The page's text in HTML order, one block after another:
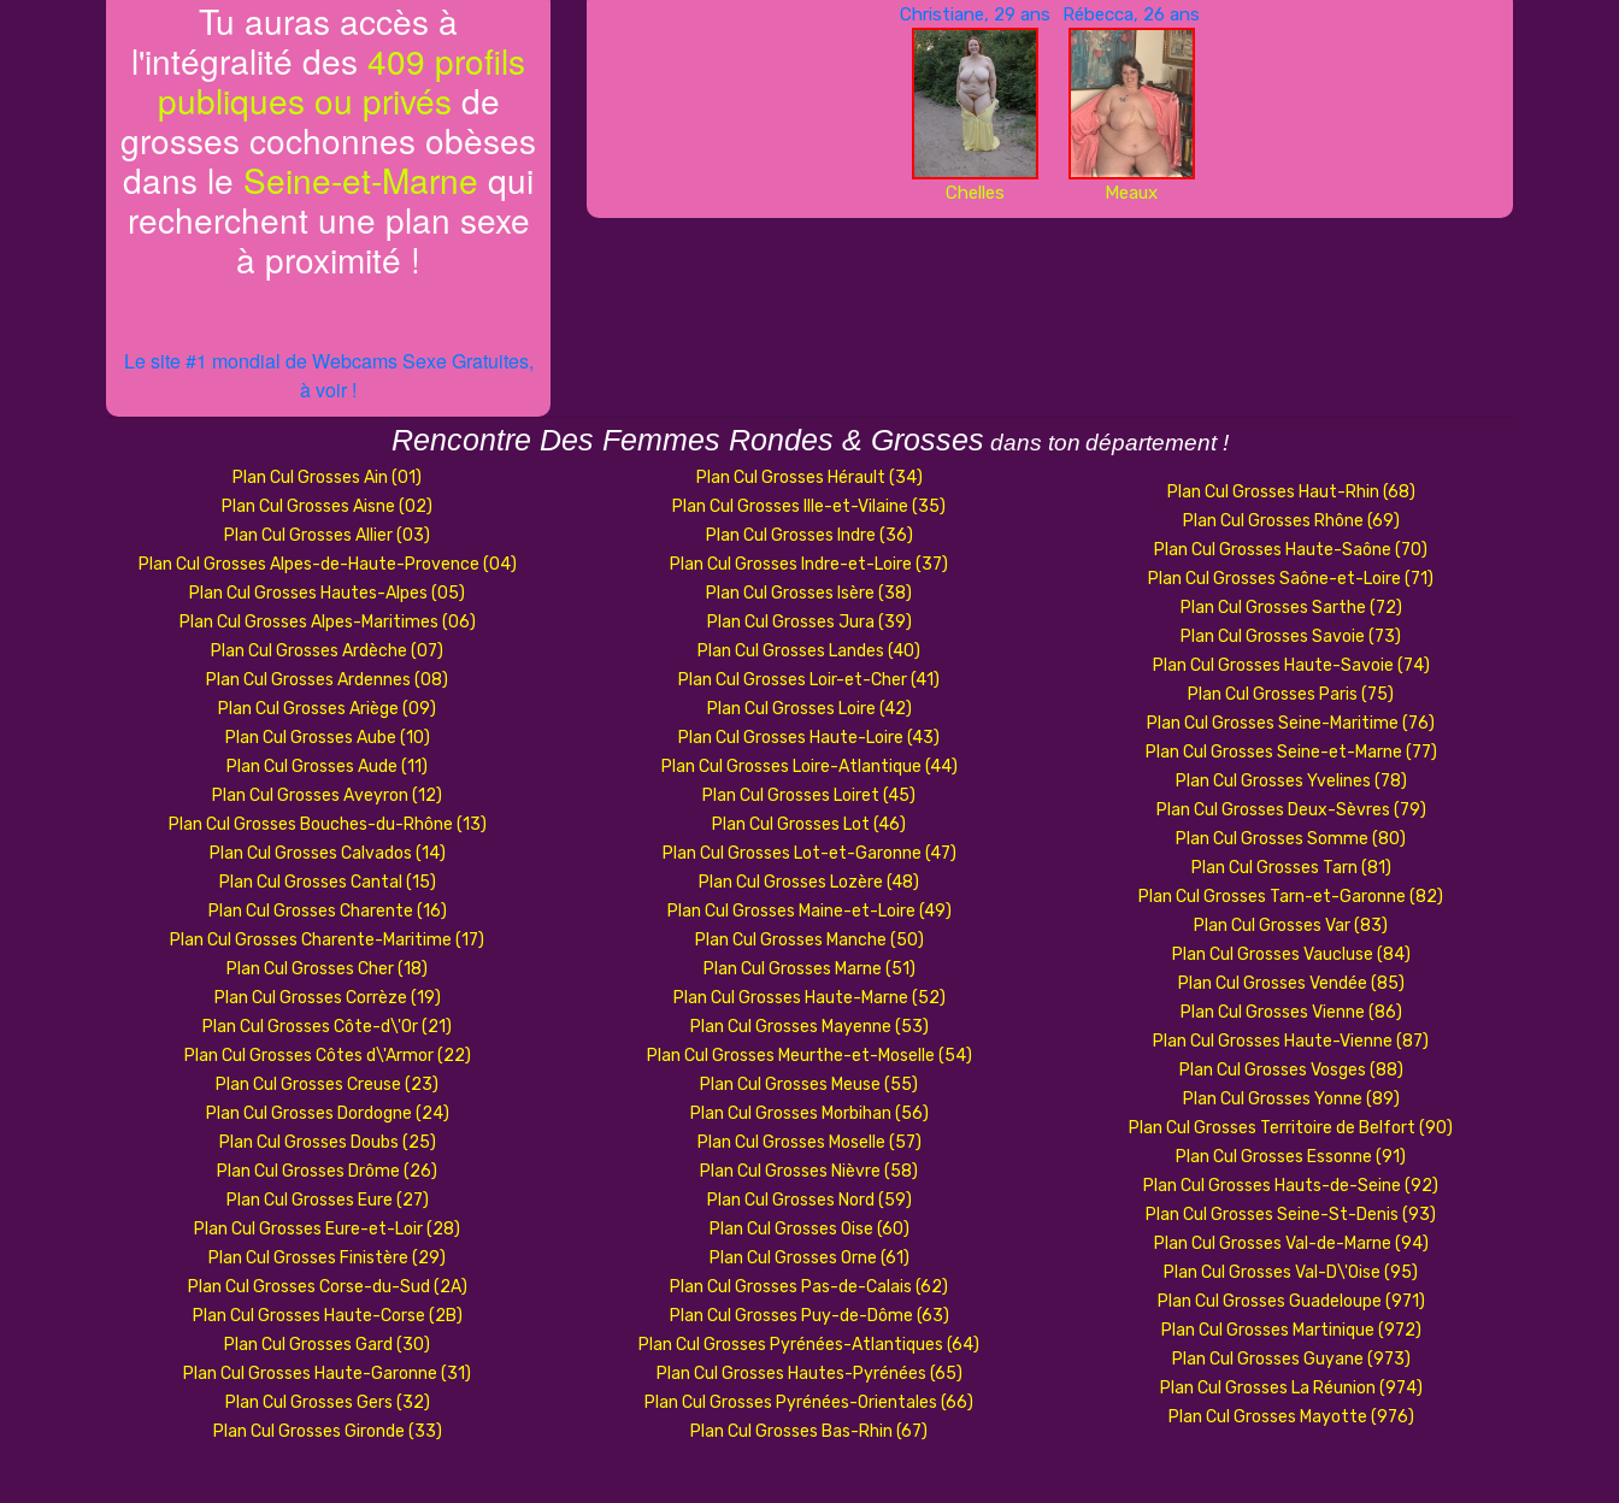
Tu auras accès à
l'intégralité des409 profils
publiques ou privés de
grosses cochonnes obèses
dans le Seine-et-Marne qui
recherchent une plan sexe
à proximité !
Le site #1 mondial de Webcams Sexe Gratuites,
à voir !
Christiane, 29 ans
Chelles
Rébecca, 26 ans
Meaux
Rencontre Des Femmes Rondes & Grosses dans ton département !
Plan Cul Grosses Ain (01)
Plan Cul Grosses Aisne (02)
Plan Cul Grosses Allier (03)
Plan Cul Grosses Alpes-de-Haute-Provence (04)
Plan Cul Grosses Hautes-Alpes (05)
Plan Cul Grosses Alpes-Maritimes (06)
Plan Cul Grosses Ardèche (07)
Plan Cul Grosses Ardennes (08)
Plan Cul Grosses Ariège (09)
Plan Cul Grosses Aube (10)
Plan Cul Grosses Aude (11)
Plan Cul Grosses Aveyron (12)
Plan Cul Grosses Bouches-du-Rhône (13)
Plan Cul Grosses Calvados (14)
Plan Cul Grosses Cantal (15)
Plan Cul Grosses Charente (16)
Plan Cul Grosses Charente-Maritime (17)
Plan Cul Grosses Cher (18)
Plan Cul Grosses Corrèze (19)
Plan Cul Grosses Côte-d\'Or (21)
Plan Cul Grosses Côtes d\'Armor (22)
Plan Cul Grosses Creuse (23)
Plan Cul Grosses Dordogne (24)
Plan Cul Grosses Doubs (25)
Plan Cul Grosses Drôme (26)
Plan Cul Grosses Eure (27)
Plan Cul Grosses Eure-et-Loir (28)
Plan Cul Grosses Finistère (29)
Plan Cul Grosses Corse-du-Sud (2A)
Plan Cul Grosses Haute-Corse (2B)
Plan Cul Grosses Gard (30)
Plan Cul Grosses Haute-Garonne (31)
Plan Cul Grosses Gers (32)
Plan Cul Grosses Gironde (33)
Plan Cul Grosses Hérault (34)
Plan Cul Grosses Ille-et-Vilaine (35)
Plan Cul Grosses Indre (36)
Plan Cul Grosses Indre-et-Loire (37)
Plan Cul Grosses Isère (38)
Plan Cul Grosses Jura (39)
Plan Cul Grosses Landes (40)
Plan Cul Grosses Loir-et-Cher (41)
Plan Cul Grosses Loire (42)
Plan Cul Grosses Haute-Loire (43)
Plan Cul Grosses Loire-Atlantique (44)
Plan Cul Grosses Loiret (45)
Plan Cul Grosses Lot (46)
Plan Cul Grosses Lot-et-Garonne (47)
Plan Cul Grosses Lozère (48)
Plan Cul Grosses Maine-et-Loire (49)
Plan Cul Grosses Manche (50)
Plan Cul Grosses Marne (51)
Plan Cul Grosses Haute-Marne (52)
Plan Cul Grosses Mayenne (53)
Plan Cul Grosses Meurthe-et-Moselle (54)
Plan Cul Grosses Meuse (55)
Plan Cul Grosses Morbihan (56)
Plan Cul Grosses Moselle (57)
Plan Cul Grosses Nièvre (58)
Plan Cul Grosses Nord (59)
Plan Cul Grosses Oise (60)
Plan Cul Grosses Orne (61)
Plan Cul Grosses Pas-de-Calais (62)
Plan Cul Grosses Puy-de-Dôme (63)
Plan Cul Grosses Pyrénées-Atlantiques (64)
Plan Cul Grosses Hautes-Pyrénées (65)
Plan Cul Grosses Pyrénées-Orientales (66)
Plan Cul Grosses Bas-Rhin (67)
Plan Cul Grosses Haut-Rhin (68)
Plan Cul Grosses Rhône (69)
Plan Cul Grosses Haute-Saône (70)
Plan Cul Grosses Saône-et-Loire (71)
Plan Cul Grosses Sarthe (72)
Plan Cul Grosses Savoie (73)
Plan Cul Grosses Haute-Savoie (74)
Plan Cul Grosses Paris (75)
Plan Cul Grosses Seine-Maritime (76)
Plan Cul Grosses Seine-et-Marne (77)
Plan Cul Grosses Yvelines (78)
Plan Cul Grosses Deux-Sèvres (79)
Plan Cul Grosses Somme (80)
Plan Cul Grosses Tarn (81)
Plan Cul Grosses Tarn-et-Garonne (82)
Plan Cul Grosses Var (83)
Plan Cul Grosses Vaucluse (84)
Plan Cul Grosses Vendée (85)
Plan Cul Grosses Vienne (86)
Plan Cul Grosses Haute-Vienne (87)
Plan Cul Grosses Vosges (88)
Plan Cul Grosses Yonne (89)
Plan Cul Grosses Territoire de Belfort (90)
Plan Cul Grosses Essonne (91)
Plan Cul Grosses Hauts-de-Seine (92)
Plan Cul Grosses Seine-St-Denis (93)
Plan Cul Grosses Val-de-Marne (94)
Plan Cul Grosses Val-D\'Oise (95)
Plan Cul Grosses Guadeloupe (971)
Plan Cul Grosses Martinique (972)
Plan Cul Grosses Guyane (973)
Plan Cul Grosses La Réunion (974)
Plan Cul Grosses Mayotte (976)